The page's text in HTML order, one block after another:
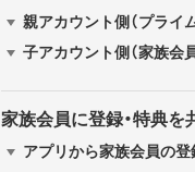
親アカウント側（プライ
子アカウント側（家族会
家族会員に登録・特典
アプリから家族会員の